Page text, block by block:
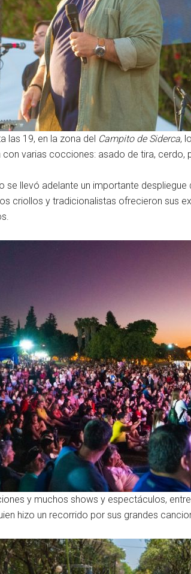
las 19, en la zona del Campito de Siderca,
con varias cocciones: asado de tira, cerdo,
se llevó adelante un importante
criollos y tradicionalistas ofrecieron sus
y muchos shows y espectáculos,
hizo un recorrido por sus grandes